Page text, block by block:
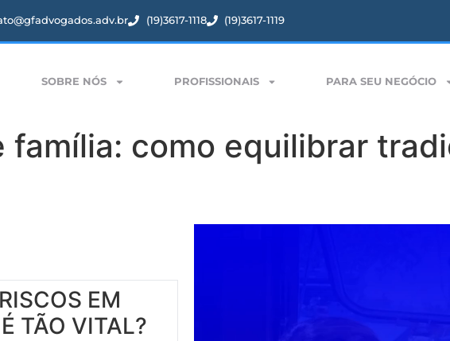
(19)3617-1118 (19)3617-1119
SOBRE NÓS PROFISSIONAIS PARA SEU NEGÓCIO
família: como equilibrar
EM
TÃO VITAL?